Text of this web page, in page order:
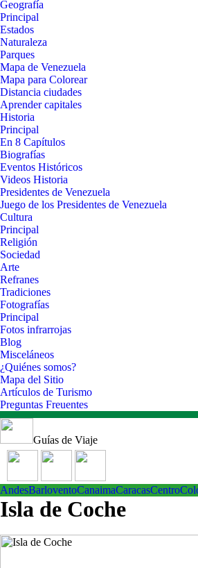
Geografía
Principal
Estados
Naturaleza
Parques
Mapa de Venezuela
Mapa para Colorear
Distancia ciudades
Aprender capitales
Historia
Principal
En 8 Capítulos
Biografías
Eventos Históricos
Videos Historia
Presidentes de Venezuela
Juego de los Presidentes de Venezuela
Cultura
Principal
Religión
Sociedad
Arte
Refranes
Tradiciones
Fotografías
Principal
Fotos infrarrojas
Blog
Misceláneos
¿Quiénes somos?
Mapa del Sitio
Artículos de Turismo
Preguntas Freuentes
Guías de Viaje
AndesBarloventoCanaimaCaracasCentro
Isla de Coche